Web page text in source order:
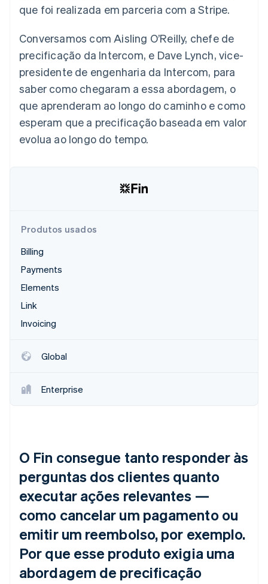
Veja como a Stripe está construindo a infraestrutura
Assista agora
que foi realizada em parceria com a Stripe.
Conversamos com Aisling O’Reilly, chefe de
precificação da Intercom, e Dave Lynch, vice-
presidente de engenharia da Intercom, para
saber como chegaram a essa abordagem, o
que aprenderam ao longo do caminho e como
esperam que a precificação baseada em valor
evolua ao longo do tempo.
Produtos usados
Billing
Payments
Elements
Link
Invoicing
Global
Enterprise
O Fin consegue tanto responder às
perguntas dos clientes quanto
executar ações relevantes —
como cancelar um pagamento ou
emitir um reembolso, por exemplo.
Por que esse produto exigia uma
abordagem de precificação